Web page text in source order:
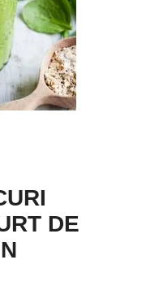
DE